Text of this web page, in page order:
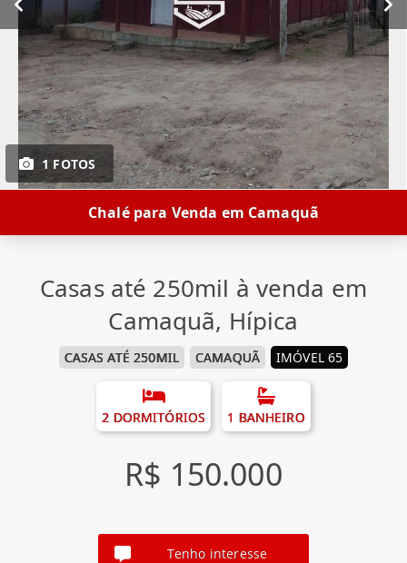
1 FOTOS
Chalé para Venda em Camaquã
Casas até 250mil à venda em
Camaquã, Hípica
CASAS ATÉ 250MIL CAMAQUÃ IMÓVEL 65
2 DORMITÓRIOS 1 BANHEIRO
R$ 150.000
Tenho interesse